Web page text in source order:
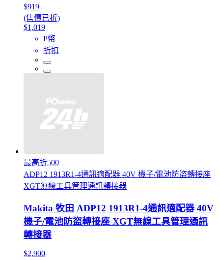
$919
(售價已折)
$1,019
P幣
折扣
最高折500
ADP12 1913R1-4通訊適配器 40V 機子/電池防盜轉接座
XGT無線工具管理通訊轉接器
Makita 牧田 ADP12 1913R1-4通訊適配器 40V
機子/電池防盜轉接座 XGT無線工具管理通訊
轉接器
$2,900